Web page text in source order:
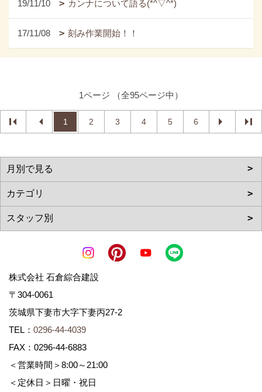
19/11/10 カンナについて語る(*^▽^*)
17/11/08 刻み作業開始！！
1ページ （全95ページ中）
1 2 3 4 5 6
株式会社 石倉綜合建設
〒304-0061
茨城県下妻市大字下妻丙27-2
TEL： 0296-44-4039
FAX：0296-44-6883
＜営業時間＞8:00～21:00
＜定休日＞日曜・祝日